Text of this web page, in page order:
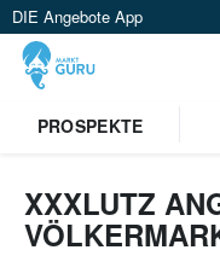
DIE Angebote App
PROSPEKTE
XXXLUTZ